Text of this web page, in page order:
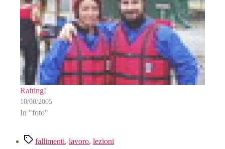
Rafting!
10/08/2005
In "foto"
Tagfallimenti, lavoro, lezioni